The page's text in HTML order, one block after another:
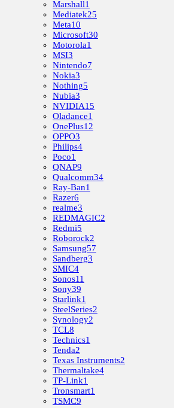
Marshall1
Mediatek25
Meta10
Microsoft30
Motorola1
MSI3
Nintendo7
Nokia3
Nothing5
Nubia3
NVIDIA15
Oladance1
OnePlus12
OPPO3
Philips4
Poco1
QNAP9
Qualcomm34
Ray-Ban1
Razer6
realme3
REDMAGIC2
Redmi5
Roborock2
Samsung57
Sandberg3
SMIC4
Sonos11
Sony39
Starlink1
SteelSeries2
Synology2
TCL8
Technics1
Tenda2
Texas Instruments2
Thermaltake4
TP-Link1
Tronsmart1
TSMC9